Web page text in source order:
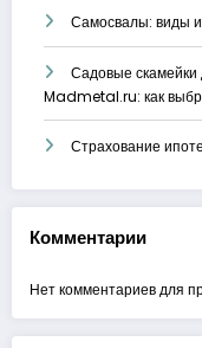
Самосвалы: виды
Садовые скамейки
Madmetal.ru: как
Страхование
Комментарии
Нет комментариев для